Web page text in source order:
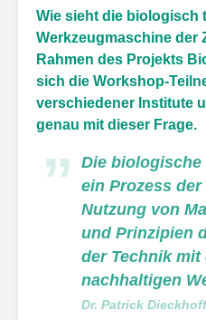
Wie sieht die biologisch
Werkzeugmaschine der
Rahmen des Projekts
sich die Workshop-
verschiedener Institute
genau mit dieser Frage.
Die
ein Prozess
Nutzung von
und Prinzipien
der Technik mit
nachhaltigen
Dr. Patrick Dieckhoff